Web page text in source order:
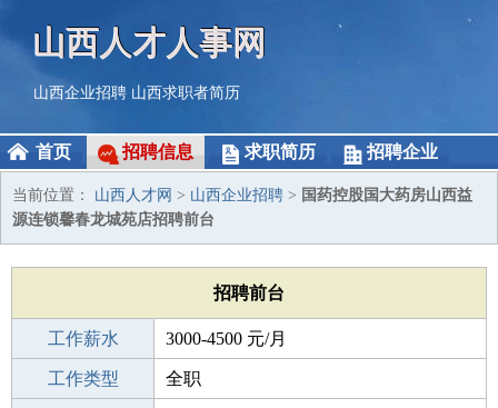
山西人才人事网
山西企业招聘 山西求职者简历
首页 招聘信息 求职简历 招聘企业
当前位置： 山西人才网 > 山西企业招聘 > 国药控股国大药房山西益
源连锁馨春龙城苑店招聘前台
招聘前台
工作薪水 3000-4500 元/月
招聘人数 1人
工作类型 全职